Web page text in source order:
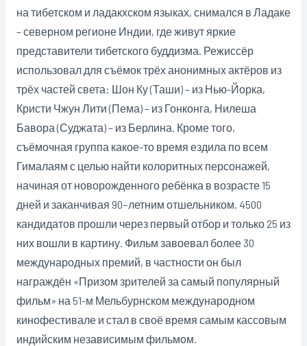
на тибетском и ладакхском языках, снимался в Ладаке
– северном регионе Индии, где живут яркие
представители тибетского буддизма. Режиссёр
использовал для съёмок трёх анонимных актёров из
трёх частей света: Шон Ку (Таши) – из Нью-Йорка,
Кристи Чжун Лити (Пема) – из Гонконга, Нилеша
Бавора (Суджата) – из Берлина. Кроме того,
съёмочная группа какое-то время ездила по всем
Гималаям с целью найти колоритных персонажей,
начиная от новорожденного ребёнка в возрасте 15
дней и заканчивая 90−летним отшельником. 4500
кандидатов прошли через первый отбор и только 25 из
них вошли в картину. Фильм завоевал более 30
международных премий, в частности он был
награждён «Призом зрителей за самый популярный
фильм» на 51-м Мельбурнском международном
кинофестивале и стал в своё время самым кассовым
индийским независимым фильмом.